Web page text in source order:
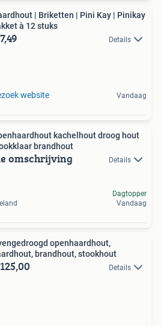
| Briketten | Pini Kay | Pinikay
à 12 stuks
Details
website Vandaag
kachelhout droog hout
brandhout
omschrijving Details
Dagtopper
Vandaag
openhaardhout,
brandhout, stookhout
Details